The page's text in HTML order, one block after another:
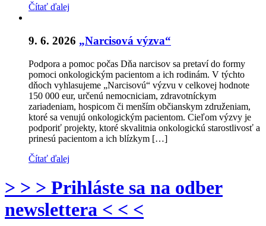
Čítať ďalej
9. 6. 2026 „Narcisová výzva“
Podpora a pomoc počas Dňa narcisov sa pretaví do formy
pomoci onkologickým pacientom a ich rodinám. V týchto
dňoch vyhlasujeme „Narcisovú“ výzvu v celkovej hodnote
150 000 eur, určenú nemocniciam, zdravotníckym
zariadeniam, hospicom či menším občianskym združeniam,
ktoré sa venujú onkologickým pacientom. Cieľom výzvy je
podporiť projekty, ktoré skvalitnia onkologickú starostlivosť a
prinesú pacientom a ich blízkym […]
Čítať ďalej
> > > Prihláste sa na odber
newslettera < < <